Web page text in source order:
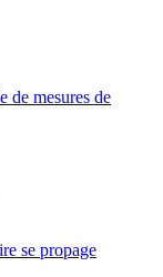
de mesures de
se propage